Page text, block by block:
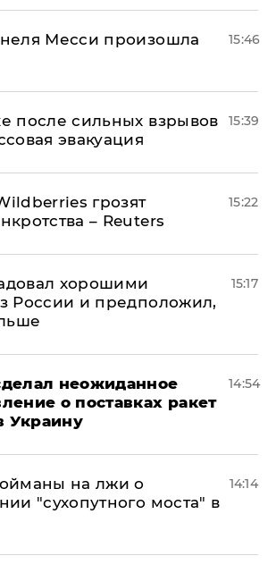
Месси произошла
15:46
после сильных взрывов
эвакуация
15:39
грозят
– Reuters
15:22
хорошими
России и предположил,
15:17
неожиданное
о поставках ракет
Украину
14:54
на лжи о
"сухопутного моста" в
14:14